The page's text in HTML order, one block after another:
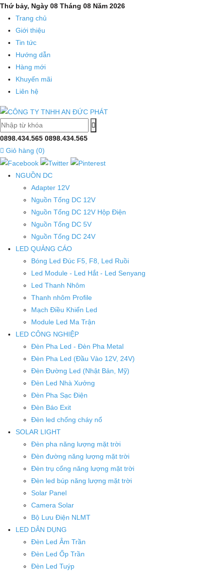
Thứ bảy, Ngày 08 Tháng 08 Năm 2026
Trang chủ
Giới thiệu
Tin tức
Hướng dẫn
Hàng mới
Khuyến mãi
Liên hệ
0898.434.565 0898.434.565
Giỏ hàng (0)
NGUỒN DC
Adapter 12V
Nguồn Tổng DC 12V
Nguồn Tổng DC 12V Hộp Điện
Nguồn Tổng DC 5V
Nguồn Tổng DC 24V
LED QUẢNG CÁO
Bóng Led Đúc F5, F8, Led Ruồi
Led Module - Led Hắt - Led Senyang
Led Thanh Nhôm
Thanh nhôm Profile
Mạch Điều Khiển Led
Module Led Ma Trận
LED CÔNG NGHIỆP
Đèn Pha Led - Đèn Pha Metal
Đèn Pha Led (Đầu Vào 12V, 24V)
Đèn Đường Led (Nhật Bản, Mỹ)
Đèn Led Nhà Xưởng
Đèn Pha Sạc Điện
Đèn Báo Exit
Đèn led chống cháy nổ
SOLAR LIGHT
Đèn pha năng lượng mặt trời
Đèn đường năng lượng mặt trời
Đèn trụ cổng năng lượng mặt trời
Đèn led búp năng lượng mặt trời
Solar Panel
Camera Solar
Bộ Lưu Điện NLMT
LED DÂN DỤNG
Đèn Led Âm Trần
Đèn Led Ốp Trần
Đèn Led Tuýp